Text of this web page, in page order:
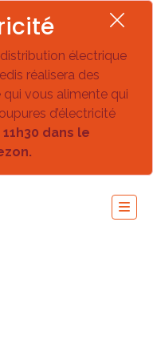
électrique
réalisera des
vous alimente qui
d’électricité
dans le